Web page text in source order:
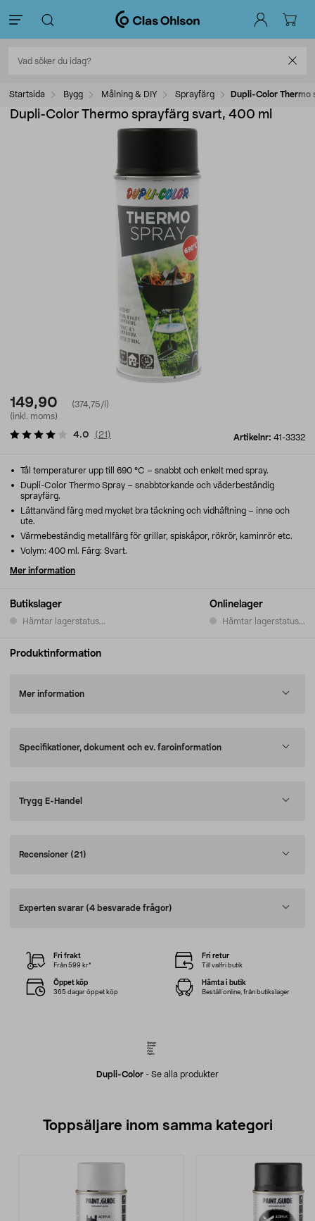
Startsida Bygg Målning & DIY Sprayfärg Dupli-Color
Dupli-Color Thermo sprayfärg svart, 400 ml
149,90
(374,75/l)
(inkl. moms)
Artikelnr: 41-3332
4.0 ( 21 )
Butikslager
Hämtar lagerstatus...
Onlinelager
Hämtar lagerstatus...
Tål temperaturer upp till 690 °C – snabbt och enkelt med spray.
Dupli-Color Thermo Spray – snabbtorkande och väderbeständig
sprayfärg.
Lättanvänd färg med mycket bra täckning och vidhäftning – inne och
ute.
Värmebeständig metallfärg för grillar, spiskåpor, rökrör, kaminrör etc.
Volym: 400 ml. Färg: Svart.
Mer information
Produktinformation
Mer information
Specifikationer, dokument och ev. faroinformation
Trygg E-Handel
Recensioner (21)
Experten svarar (4 besvarade frågor)
Dupli-Color - Se alla produkter
Fri frakt
Från 599 kr*
Fri retur
Till valfri butik
Öppet köp
365 dagar öppet köp
Hämta i butik
Beställ online, från butikslager
Toppsäljare inom samma kategori